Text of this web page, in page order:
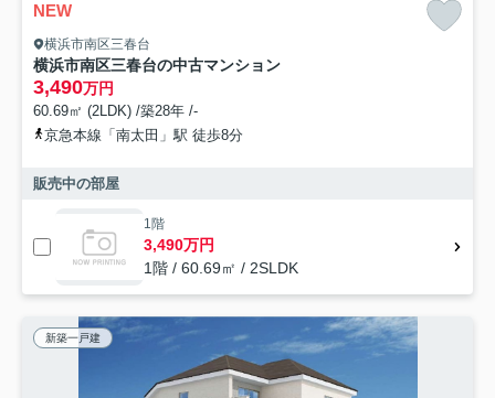
NEW
横浜市南区三春台
横浜市南区三春台の中古マンション
3,490万円
60.69㎡ (2LDK) /築28年 /-
京急本線「南太田」駅 徒歩8分
販売中の部屋
1階
3,490万円
1階 / 60.69㎡ / 2SLDK
新築一戸建